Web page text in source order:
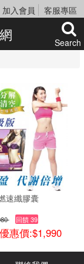
加入會員 客服專區
Search
速纖膠囊
回饋 39
優惠價:$1,990